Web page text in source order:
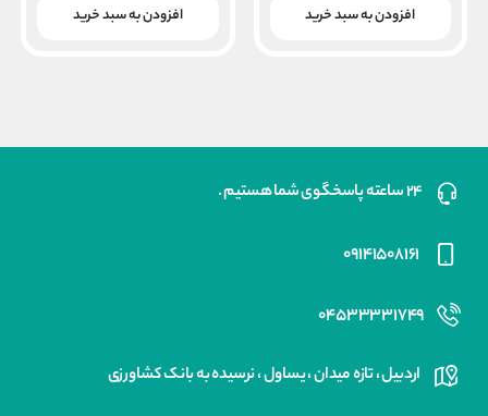
بود.فعلی
افزودن به سبد خرید
بود. فعلی
افزودن به سبد خرید
۲۴ ساعته پاسخگوی شما هستیم .
۰۹۱۴۱۵۰۸۱۶۱
۰۴۵۳۳۳۳۱۷۴۹
اردبیل ، تازه میدان ، یساول ، نرسیده به بانک کشاورزی